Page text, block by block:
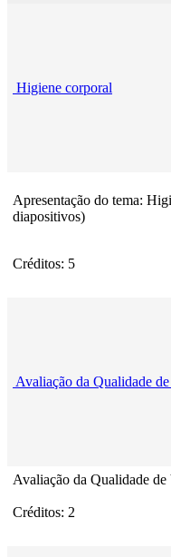
Higiene corporal
Apresentação do tema:
diapositivos)
Créditos: 5
Avaliação da Qualidade
Avaliação da Qualidade
Créditos: 2